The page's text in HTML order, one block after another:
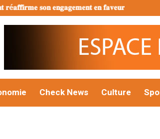
𝐬𝐨𝐧 𝐞𝐧𝐠𝐚𝐠𝐞𝐦𝐞𝐧𝐭 𝐞𝐧 𝐟𝐚𝐯𝐞𝐮𝐫 𝐝’𝐮𝐧𝐞 𝐣𝐞𝐮𝐧𝐞𝐬𝐬𝐞
Check News Culture